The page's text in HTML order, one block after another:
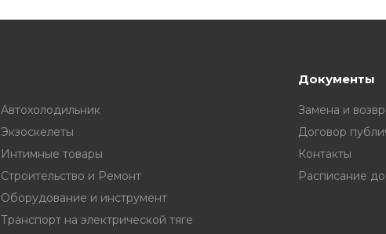
Автохолодильник
Экзоскелеты
Интимные товары
Строительство и Ремонт
Оборудование и инструмент
Транспорт на электрической тяге
Документы
Замена и
Договор
Контакты